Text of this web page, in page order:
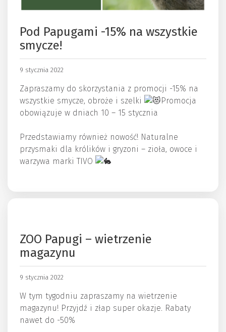
Pod Papugami -15% na wszystkie
smycze!
9 stycznia 2022
Zapraszamy do skorzystania z promocji -15% na
wszystkie smycze, obroże i szelki
Promocja
obowiązuje w dniach 10 – 15 stycznia
Przedstawiamy również nowość! Naturalne
przysmaki dla królików i gryzoni – zioła, owoce i
warzywa marki TIVO
ZOO Papugi – wietrzenie
magazynu
9 stycznia 2022
W tym tygodniu zapraszamy na wietrzenie
magazynu! Przyjdź i złap super okazje. Rabaty
nawet do -50%